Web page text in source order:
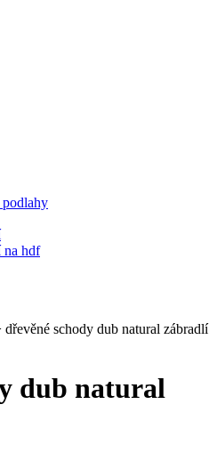
na hdf
dřevěné schody dub natural zábradlí
dub natural